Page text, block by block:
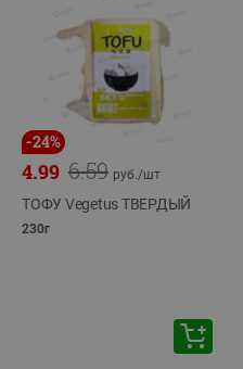
-24%
6.59
4.99 руб./шт
ТОФУ Vegetus ТВЕРДЫЙ
230г